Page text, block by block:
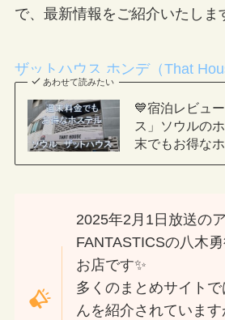
で、最新情報をご紹介いたしま
ザットハウス ホンデ（That
あわせて読みたい
💙宿泊レビュ
ス」ソウルの
末でもお得な
2025年2月1日放送の
FANTASTICSの八木
お店です✨
多くのまとめサイト
んを紹介されていま